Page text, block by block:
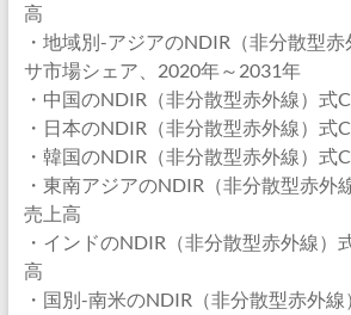
高
・地域別-アジアのNDIR（非分散型
サ市場シェア、2020年～2031年
・中国のNDIR（非分散型赤外線）式
・日本のNDIR（非分散型赤外線）式
・韓国のNDIR（非分散型赤外線）式
・東南アジアのNDIR（非分散型赤外
売上高
・インドのNDIR（非分散型赤外線）
高
・国別-南米のNDIR（非分散型赤外